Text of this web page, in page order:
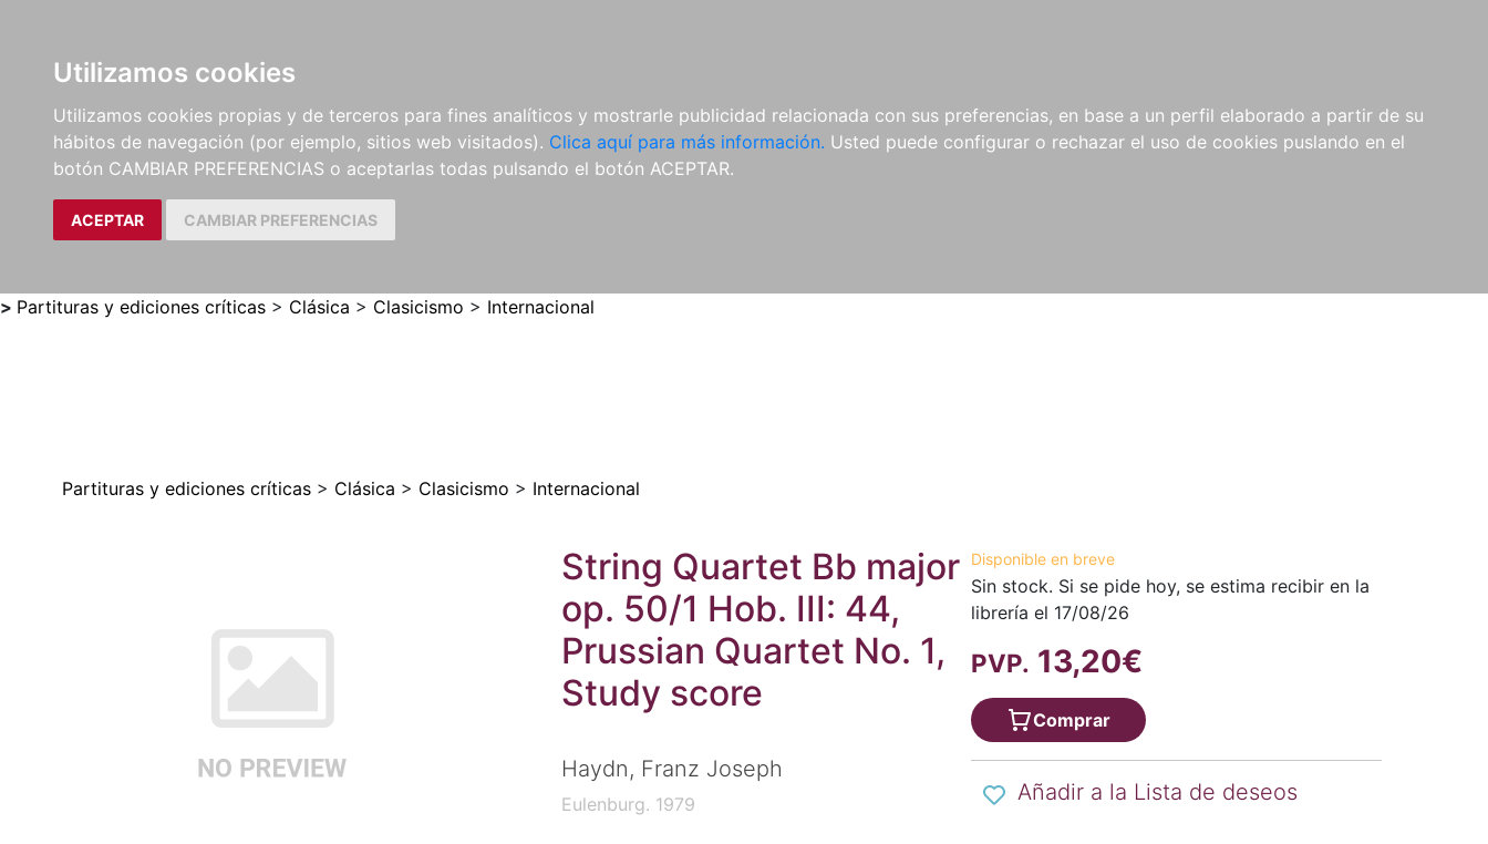
Utilizamos cookies
Utilizamos cookies propias y de terceros para fines analíticos y mostrarle publicidad relacionada con sus preferencias, en base a un perfil elaborado a partir de su
hábitos de navegación (por ejemplo, sitios web visitados). Clica aquí para más información. Usted puede configurar o rechazar el uso de cookies puslando en el
botón CAMBIAR PREFERENCIAS o aceptarlas todas pulsando el botón ACEPTAR.
ACEPTAR CAMBIAR PREFERENCIAS
LIBROS
MÉTODOS Y
EJERCICIOS
PARTITURAS Y EDICIONES
CRÍTICAS
REVISTAS
CDS Y
DVDS
MATERIAL
COMPLEMENTARIO
NOVEDADES NOTICIAS
COMPRAS
INSTITUCIONALES
> Partituras y ediciones críticas > Clásica > Clasicismo > Internacional
Partituras y ediciones críticas > Clásica > Clasicismo > Internacional
String Quartet Bb major
op. 50/1 Hob. III: 44,
Prussian Quartet No. 1,
Study score
Haydn, Franz Joseph
Eulenburg. 1979
Disponible en breve
Sin stock. Si se pide hoy, se estima recibir en la
librería el 17/08/26
PVP. 13,20€
Comprar
Añadir a la Lista de deseos